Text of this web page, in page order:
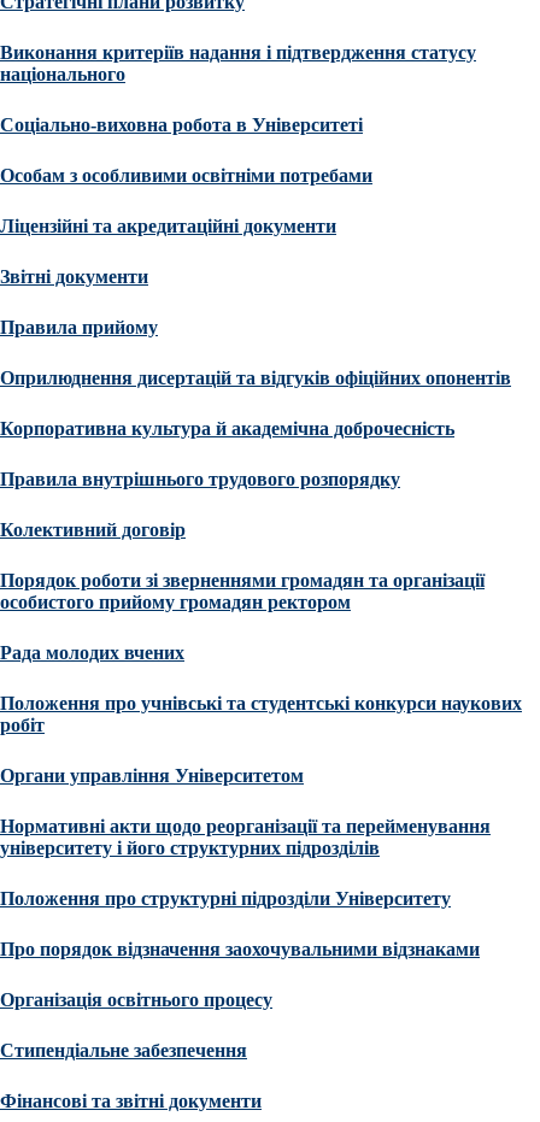
Виконання критеріїв надання і підтвердження статусу
національного
Соціально-виховна робота в Університеті
Особам з особливими освітніми потребами
Ліцензійні та акредитаційні документи
Звітні документи
Правила прийому
Оприлюднення дисертацій та відгуків офіційних опонентів
Корпоративна культура й академічна доброчесність
Правила внутрішнього трудового розпорядку
Колективний договір
Порядок роботи зі зверненнями громадян та організації
особистого прийому громадян ректором
Рада молодих вчених
Положення про учнівські та студентські конкурси наукових
робіт
Органи управління Університетом
Нормативні акти щодо реорганізації та перейменування
університету і його структурних підрозділів
Положення про структурні підрозділи Університету
Про порядок відзначення заохочувальними відзнаками
Організація освітнього процесу
Стипендіальне забезпечення
Фінансові та звітні документи